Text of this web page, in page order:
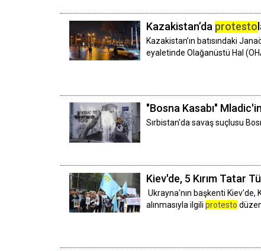
Kazakistan’da protesto
Kazakistan’ın batısındaki
eyaletinde Olağanüstü Hal
"Bosna Kasabı"
Sırbistan'da savaş suçlusu
Kiev'de, 5 Kırım Tatar
Ukrayna'nın başkenti Kiev'de,
alınmasıyla ilgili protesto